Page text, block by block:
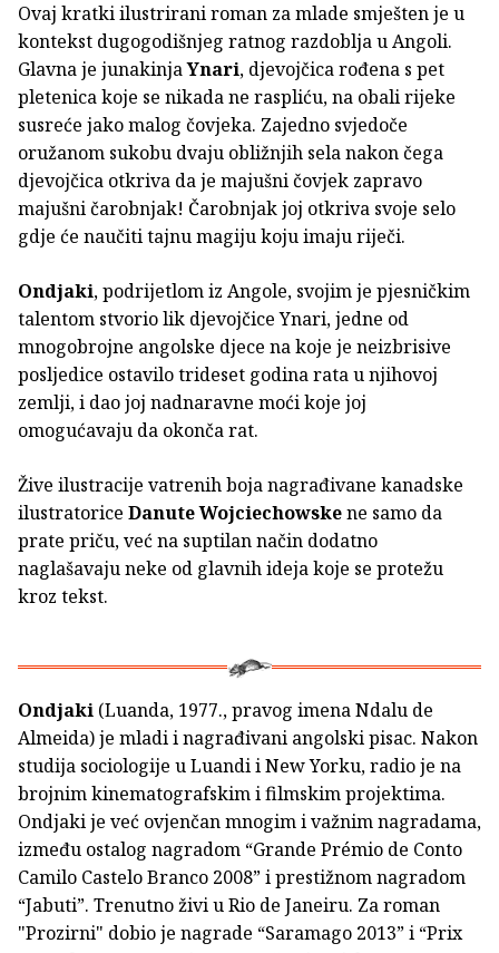
Ovaj kratki ilustrirani roman za mlade smješten je u
kontekst dugogodišnjeg ratnog razdoblja u Angoli.
Glavna je junakinjaYnari, djevojčica rođena s pet
pletenica koje se nikada ne raspliću, na obali rijeke
susreće jako malog čovjeka. Zajedno svjedoče
oružanom sukobu dvaju obližnjih sela nakon čega
djevojčica otkriva da je majušni čovjek zapravo
majušni čarobnjak! Čarobnjak joj otkriva svoje selo
gdje će naučiti tajnu magiju koju imaju riječi.
Ondjaki, podrijetlom iz Angole, svojim je pjesničkim
talentom stvorio lik djevojčice Ynari, jedne od
mnogobrojne angolske djece na koje je neizbrisive
posljedice ostavilo trideset godina rata u njihovoj
zemlji, i dao joj nadnaravne moći koje joj
omogućavaju da okonča rat.
Žive ilustracije vatrenih boja nagrađivane kanadske
ilustratorice Danute Wojciechowskene samo da
prate priču, već na suptilan način dodatno
naglašavaju neke od glavnih ideja koje se protežu
kroz tekst.
Ondjaki (Luanda, 1977., pravog imena Ndalu de
Almeida) je mladi i nagrađivani angolski pisac. Nakon
studija sociologije u Luandi i New Yorku, radio je na
brojnim kinematografskim i filmskim projektima.
Ondjaki je već ovjenčan mnogim i važnim nagradama,
između ostalog nagradom “Grande Prémio de Conto
Camilo Castelo Branco 2008” i prestižnom nagradom
“Jabuti”. Trenutno živi u Rio de Janeiru. Za roman
"Prozirni" dobio je nagrade “Saramago 2013” i “Prix